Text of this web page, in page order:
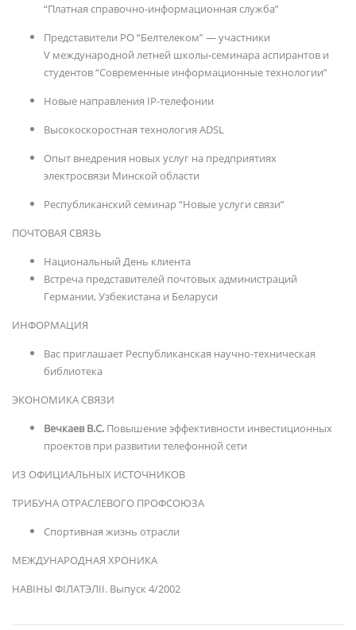
“Платная справочно-информационная служба”
Представители РО “Белтелеком” — участники
V международной летней школы-семинара аспирантов и
студентов “Современные информационные технологии”
Новые направления IP-телефонии
Высокоскоростная технология ADSL
Опыт внедрения новых услуг на предприятиях
электросвязи Минской области
Республиканский семинар “Новые услуги связи”
ПОЧТОВАЯ СВЯЗЬ
Национальный День клиента
Встреча представителей почтовых администраций
Германии, Узбекистана и Беларуси
ИНФОРМАЦИЯ
Вас приглашает Республиканская научно-техническая
библиотека
ЭКОНОМИКА СВЯЗИ
Вечкаев В.С. Повышение эффективности инвестиционных
проектов при развитии телефонной сети
ИЗ ОФИЦИАЛЬНЫХ ИСТОЧНИКОВ
ТРИБУНА ОТРАСЛЕВОГО ПРОФСОЮЗА
Спортивная жизнь отрасли
МЕЖДУНАРОДНАЯ ХРОНИКА
НАВІНЫ ФІЛАТЭЛІІ. Выпуск 4/2002